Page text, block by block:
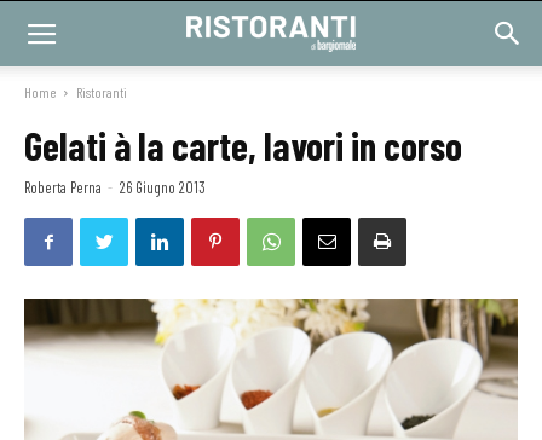
Home Ristoranti
Gelati à la carte, lavori in corso
Roberta Perna - 26 Giugno 2013